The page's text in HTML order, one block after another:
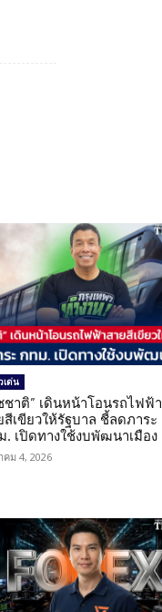
เด่น
ชาติ” เดินหน้าโอนรถไฟฟ้า
สีเขียวให้รัฐบาล ชี้ลดภาระ
. เปิดทางใช้งบพัฒนาเมือง
คม 4, 2026